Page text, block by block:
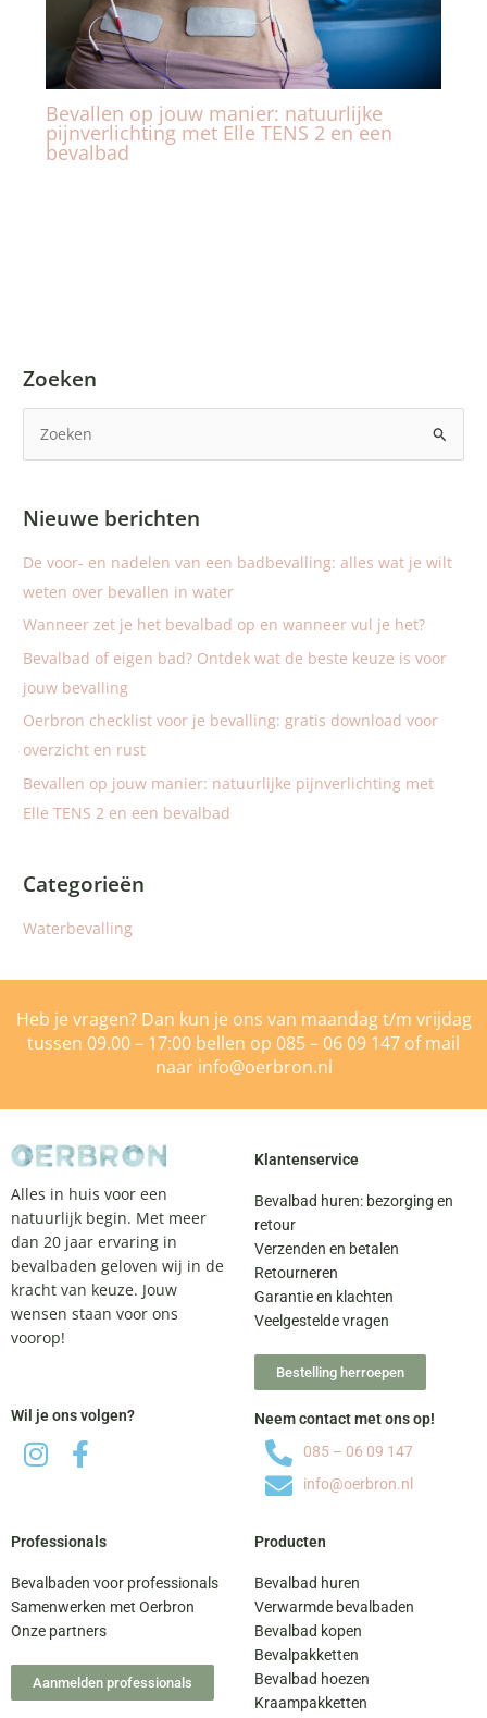
Bevallen op jouw manier: natuurlijke
pijnverlichting met Elle TENS 2 en een
bevalbad
Zoeken
o
k
n
a
Nieuwe berichten
De voor- en nadelen van een badbevalling: alles wat je wilt
weten over bevallen in water
Wanneer zet je het bevalbad op en wanneer vul je het?
Bevalbad of eigen bad? Ontdek wat de beste keuze is voor
jouw bevalling
Oerbron checklist voor je bevalling: gratis download voor
overzicht en rust
Bevallen op jouw manier: natuurlijke pijnverlichting met
Elle TENS 2 en een bevalbad
Categorieën
Waterbevalling
Heb je vragen? Dan kun je ons van maandag t/m vrijdag
tussen 09.00 – 17:00 bellen op 085 – 06 09 147 of mail
naar info@oerbron.nl
Alles in huis voor een
natuurlijk begin. Met meer
dan 20 jaar ervaring in
bevalbaden geloven wij in de
kracht van keuze. Jouw
wensen staan voor ons
voorop!
Wil je ons volgen?
Klantenservice
Bevalbad huren: bezorging en
retour
Verzenden en betalen
Retourneren
Garantie en klachten
Veelgestelde vragen
Bestelling herroepen
Neem contact met ons op!
085 – 06 09 147
info@oerbron.nl
Professionals
Bevalbaden voor professionals
Samenwerken met Oerbron
Onze partners
Aanmelden professionals
Producten
Bevalbad huren
Verwarmde bevalbaden
Bevalbad kopen
Bevalpakketten
Bevalbad hoezen
Kraampakketten